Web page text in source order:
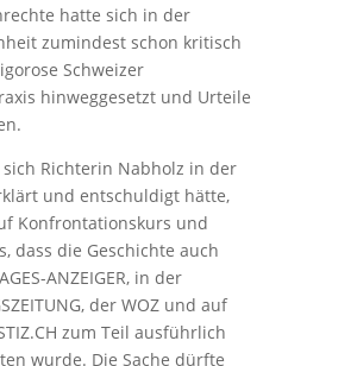
hatte sich in der
zumindest schon kritisch
Schweizer
hinweggesetzt und Urteile
sich Richterin Nabholz in der
und entschuldigt hätte,
Konfrontationskurs und
dass die Geschichte auch
ANZEIGER, in der
der WOZ und auf
zum Teil ausführlich
wurde. Die Sache dürfte